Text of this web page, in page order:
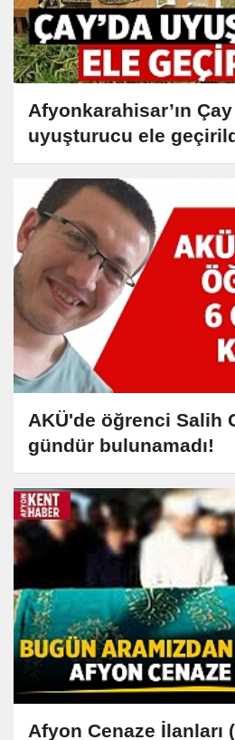
Afyonkarahisar’ın
uyuşturucu ele
AKÜ'de öğrenci Salih
gündür bulunamadı!
Afyon Cenaze İlanları